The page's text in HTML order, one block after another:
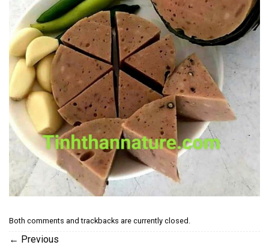
Both comments and trackbacks are currently closed.
← Previous